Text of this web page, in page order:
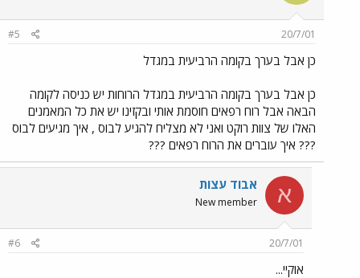
20/7/01
#5
כן אבל בערך בקומה הרביעית במגדל
כן אבל בערך בקומה הרביעית במגדל הרוחות יש כניסה לקומה
הבאה אבל רוח רפאים חוסמת אותי ובקזינו יש את כל המאמנים
האלו של צוות רוקט ואני לא מצליח להגיע לבוס , איך מגיעים לבוס
??? איך עוברים את הרוח רפאים ???
א אבוד עצות
New member
20/7/01
#6
אוקיי...